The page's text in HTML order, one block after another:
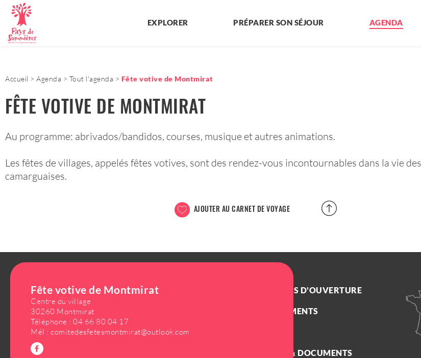
EXPLORER PRÉPARER SON SÉJOUR AGENDA
Accueil Agenda Tout l'agenda Fête votive de Montmirat
FÊTE VOTIVE DE MONTMIRAT
Au programme: abrivados/bandidos, courses, musique et autres animations.
Les fêtes de villages, appelés fêtes votives, sont des rendez-vous incontournables dans la vie
camarguaises.
AJOUTER AU CARNET DE VOYAGE
Fête votive de Montmirat
Centre du village
30260 Montmirat
Téléphone : 04 66 80 04 17
Mél : comitedesfetesmontmirat@outlook.com
OFFICE DE TOURISME DU PAYS DE
SOMMIÈRES
1 Quai Cléon Griolet 30250 Sommières
80 99 30
NOS HORAIRES D'OUVERTURE
NOS ENGAGEMENTS
BROCHURES & DOCUMENTS